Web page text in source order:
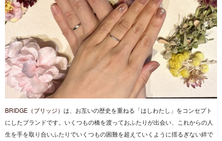
BRIDGE（ブリッジ） は、お互いの歴史を重ねる「はしわたし」をコンセプト
にしたブランドです。いくつもの橋を渡っておふたりが出会い、これからの人
生を手を取り合いふたりでいくつもの困難を超えていくように揺るぎない絆で